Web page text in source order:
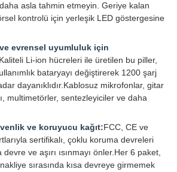
asla tahmin etmeyin. Geriye kalan
kontrolü için yerleşik LED göstergesine
evrensel uyumluluk için
Kaliteli Li-ion hücreleri ile üretilen bu piller,
bataryayı değiştirerek 1200 şarj
dayanıklıdır.Kablosuz mikrofonlar, gitar
multimetörler, sentezleyiciler ve daha
ve koruyucu kağıt:FCC, CE ve
sertifikalı, çoklu koruma devreleri
devre ve aşırı ısınmayı önler.Her 6 paket,
sırasında kısa devreye girmemek